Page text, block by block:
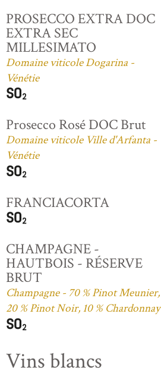
PROSECCO EXTRA DOC
EXTRA SEC
MILLESIMATO
Domaine viticole Dogarina -
Vénétie
Prosecco Rosé DOC Brut
Domaine viticole Ville d'Arfanta -
Vénétie
FRANCIACORTA
CHAMPAGNE -
HAUTBOIS - RÉSERVE
BRUT
Champagne - 70 % Pinot Meunier,
20 % Pinot Noir, 10 % Chardonnay
Vins blancs